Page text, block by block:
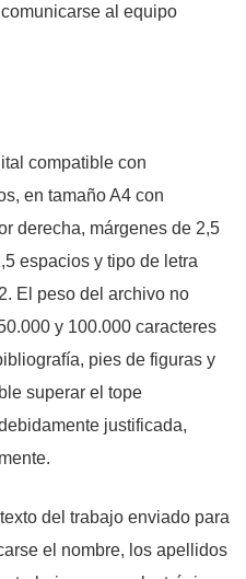
al equipo
compatible con
en tamaño A4 con
derecha, márgenes de 2,5
espacios y tipo de letra
El peso del archivo no
y 100.000 caracteres
pies de figuras y
superar el tope
justificada,
del trabajo enviado para
el nombre, los apellidos